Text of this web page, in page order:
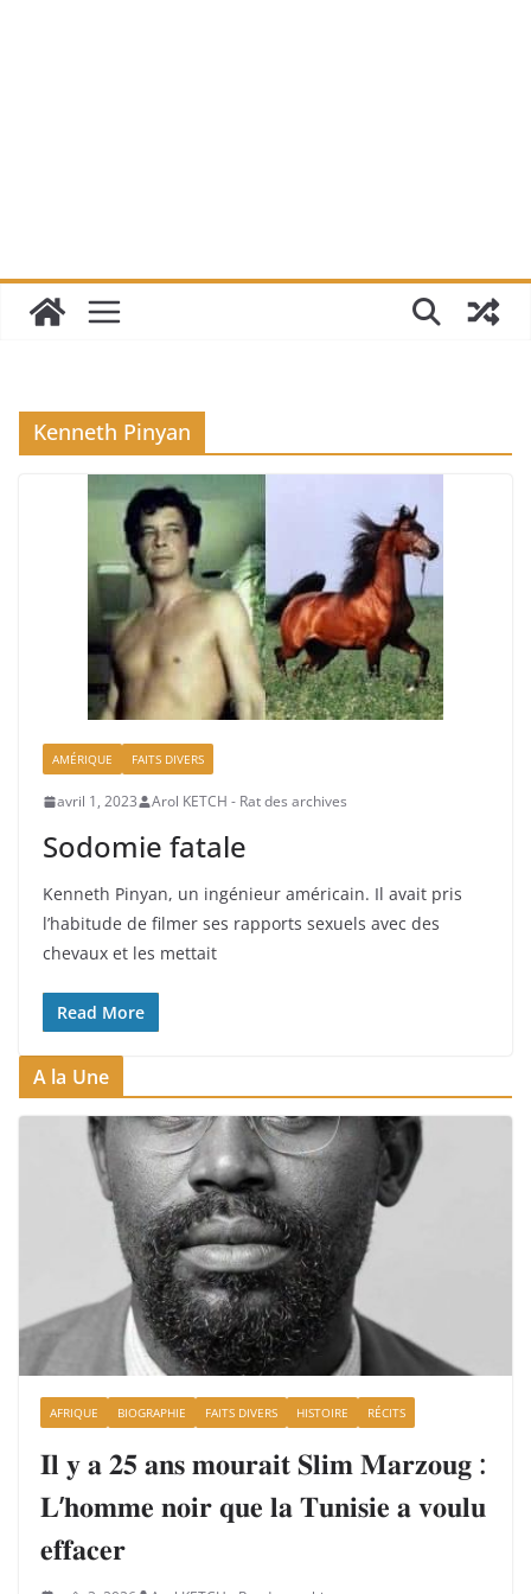
Kenneth Pinyan
AMÉRIQUE FAITS DIVERS
avril 1, 2023 Arol KETCH - Rat des archives
Sodomie fatale
Kenneth Pinyan, un ingénieur américain. Il avait pris
l’habitude de filmer ses rapports sexuels avec des
chevaux et les mettait
Read More
A la Une
AFRIQUE BIOGRAPHIE FAITS DIVERS HISTOIRE RÉCITS
𝐈𝐥 𝐲 𝐚 𝟐𝟓 𝐚𝐧𝐬 𝐦𝐨𝐮𝐫𝐚𝐢𝐭 𝐒𝐥𝐢𝐦 𝐌𝐚𝐫𝐳𝐨𝐮𝐠 :
𝐋’𝐡𝐨𝐦𝐦𝐞 𝐧𝐨𝐢𝐫 𝐪𝐮𝐞 𝐥𝐚 𝐓𝐮𝐧𝐢𝐬𝐢𝐞 𝐚 𝐯𝐨𝐮𝐥𝐮
𝐞𝐟𝐟𝐚𝐜𝐞𝐫